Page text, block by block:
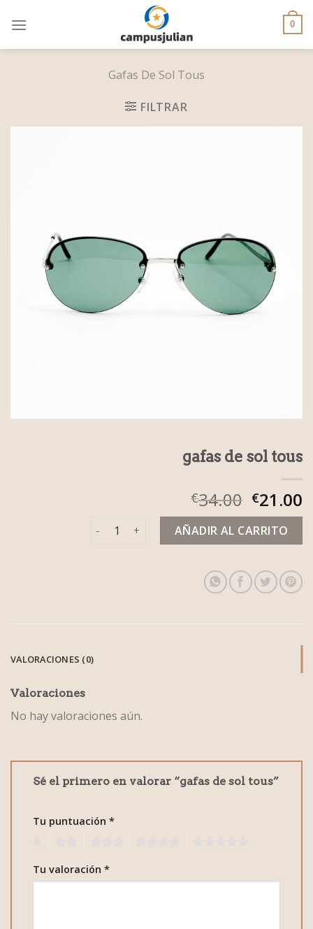
0
Gafas De Sol Tous
FILTRAR
gafas de sol tous
€34.00 €21.00
gafas de sol tous cantidadAÑADIR AL CARRITO
VALORACIONES (0)
Valoraciones
No hay valoraciones aún.
Sé el primero en valorar “gafas de sol tous”
Tu puntuación *
Tu valoración *